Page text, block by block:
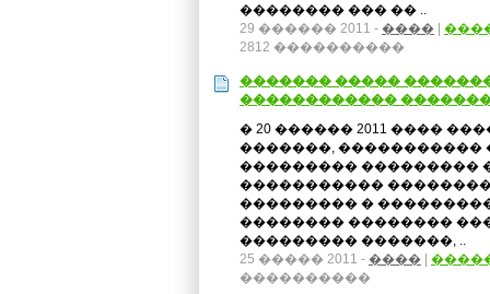
�������� ��� �� ..
29 ������ 2011 - ����
2812 ����������
������� �����
������������
� 20 ������ 2011 ����
�������, �����������
��������� ���������
�����������
��������� �
�������� ��������
��������� �������, ..
25 ����� 2011 - ����
����������